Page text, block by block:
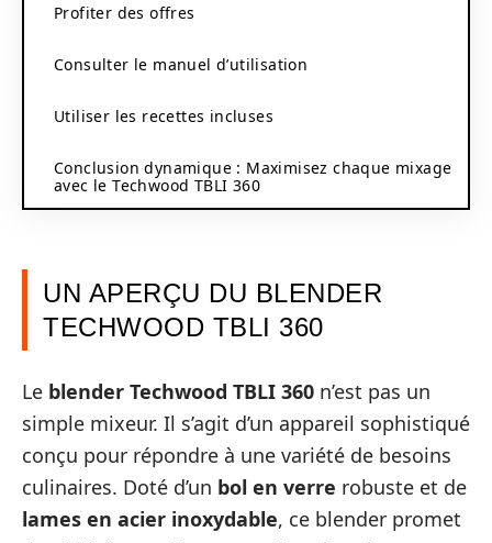
Profiter des offres
Consulter le manuel d’utilisation
Utiliser les recettes incluses
Conclusion dynamique : Maximisez chaque mixage
avec le Techwood TBLI 360
UN APERÇU DU BLENDER
TECHWOOD TBLI 360
Le blender Techwood TBLI 360 n’est pas un
simple mixeur. Il s’agit d’un appareil sophistiqué
conçu pour répondre à une variété de besoins
culinaires. Doté d’un bol en verre robuste et de
lames en acier inoxydable, ce blender promet